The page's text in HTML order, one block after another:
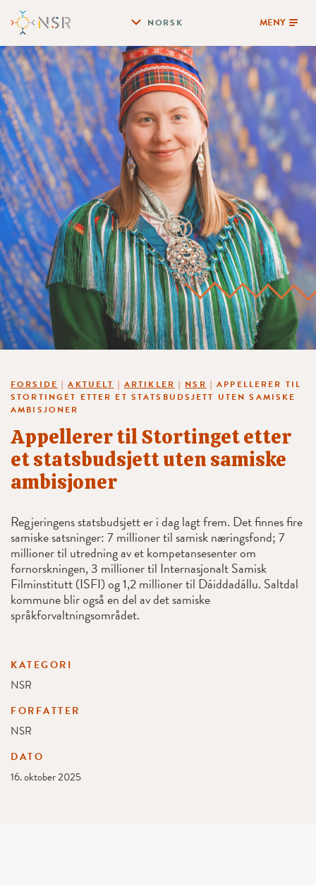
NORSK MENY
FORSIDE |AKTUELT | ARTIKLER | NSR |APPELLERER TIL
STORTINGET ETTER ET STATSBUDSJETT UTEN SAMISKE
AMBISJONER
Appellerer til Stortinget etter
et statsbudsjett uten samiske
ambisjoner
Regjeringens statsbudsjett er i dag lagt frem. Det finnes fire
samiske satsninger: 7 millioner til samisk næringsfond; 7
millioner til utredning av et kompetansesenter om
fornorskningen, 3 millioner til Internasjonalt Samisk
Filminstitutt (ISFI) og 1,2 millioner til Dáiddadállu. Saltdal
kommune blir også en del av det samiske
språkforvaltningsområdet.
KATEGORI
NSR
FORFATTER
NSR
DATO
16. oktober 2025